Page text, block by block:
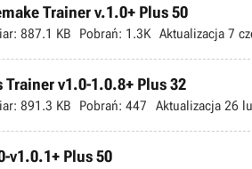
Trainer v.1.0+ Plus 50
887.1 KB Pobrań: 1.3K Aktualizacja 7
v1.0-1.0.8+ Plus 32
891.3 KB Pobrań: 447 Aktualizacja 26
v1.0.1+ Plus 50